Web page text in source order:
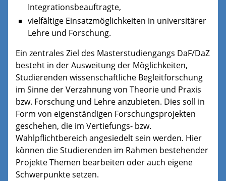
Integrationsbeauftragte,
vielfältige Einsatzmöglichkeiten in universitärer
Lehre und Forschung.
Ein zentrales Ziel des Masterstudiengangs DaF/DaZ
besteht in der Ausweitung der Möglichkeiten,
Studierenden wissenschaftliche Begleitforschung
im Sinne der Verzahnung von Theorie und Praxis
bzw. Forschung und Lehre anzubieten. Dies soll in
Form von eigenständigen Forschungsprojekten
geschehen, die im Vertiefungs- bzw.
Wahlpflichtbereich angesiedelt sein werden. Hier
können die Studierenden im Rahmen bestehender
Projekte Themen bearbeiten oder auch eigene
Schwerpunkte setzen.